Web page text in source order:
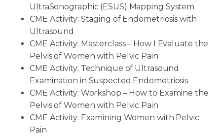
UltraSonographic (ESUS) Mapping System
CME Activity: Staging of Endometriosis with
Ultrasound
CME Activity: Masterclass – How I Evaluate the
Pelvis of Women with Pelvic Pain
CME Activity: Technique of Ultrasound
Examination in Suspected Endometriosis
CME Activity: Workshop – How to Examine the
Pelvis of Women with Pelvic Pain
CME Activity: Examining Women with Pelvic
Pain